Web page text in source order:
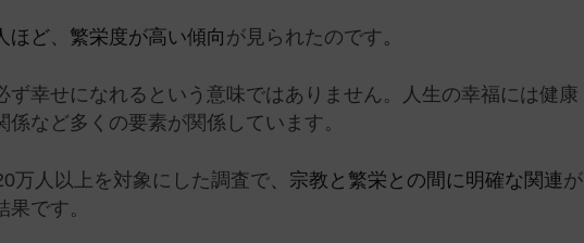
ほど、繁栄度が高い傾向が見られたのです。
ず幸せになれるという意味ではありません。人生の幸福には健康
など多くの要素が関係しています。
万人以上を対象にした調査で 、宗教と繁栄との間に明確な関連が
です。